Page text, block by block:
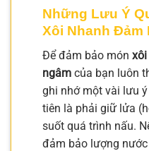
Những Lưu Ý
Xôi Nhanh Đảm
Để đảm bảo món xôi
ngâm của bạn luôn
ghi nhớ một vài lưu
tiên là phải giữ lửa
suốt quá trình nấu.
đảm bảo lượng